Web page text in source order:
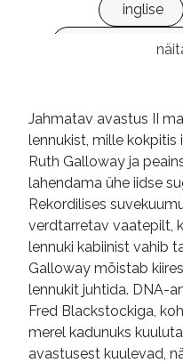
inglise
Jahmatav avastus II
lennukist, mille
Ruth Galloway ja
lahendama ühe iidse
Rekordilises
verdtarretav vaatepilt,
lennuki kabiinist vahib
Galloway mõistab
lennukit juhtida. DNA-
Fred Blackstockiga,
merel kadunuks
avastusest kuulevad,